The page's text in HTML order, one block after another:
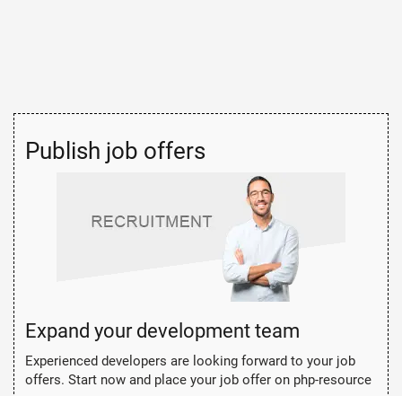
Publish job offers
Expand your development team
Experienced developers are looking forward to your job
offers. Start now and place your job offer on php-resource